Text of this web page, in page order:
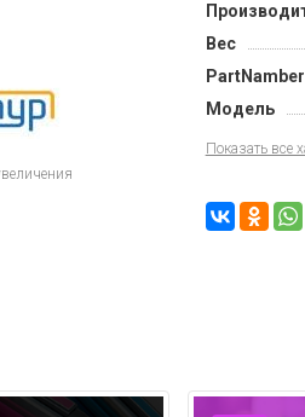
Вес
PartNamber
Модель
Показать все